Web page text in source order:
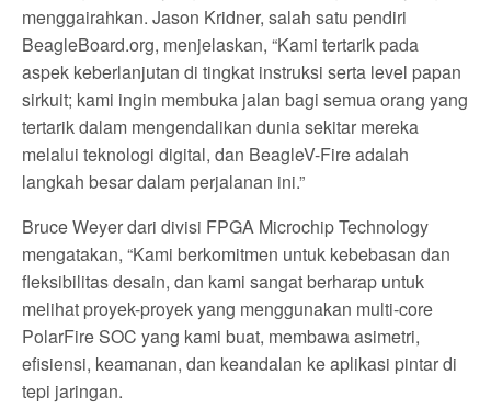
menggairahkan. Jason Kridner, salah satu pendiri
BeagleBoard.org, menjelaskan, “Kami tertarik pada
aspek keberlanjutan di tingkat instruksi serta level papan
sirkuit; kami ingin membuka jalan bagi semua orang yang
tertarik dalam mengendalikan dunia sekitar mereka
melalui teknologi digital, dan BeagleV-Fire adalah
langkah besar dalam perjalanan ini.”
Bruce Weyer dari divisi FPGA Microchip Technology
mengatakan, “Kami berkomitmen untuk kebebasan dan
fleksibilitas desain, dan kami sangat berharap untuk
melihat proyek-proyek yang menggunakan multi-core
PolarFire SOC yang kami buat, membawa asimetri,
efisiensi, keamanan, dan keandalan ke aplikasi pintar di
tepi jaringan.